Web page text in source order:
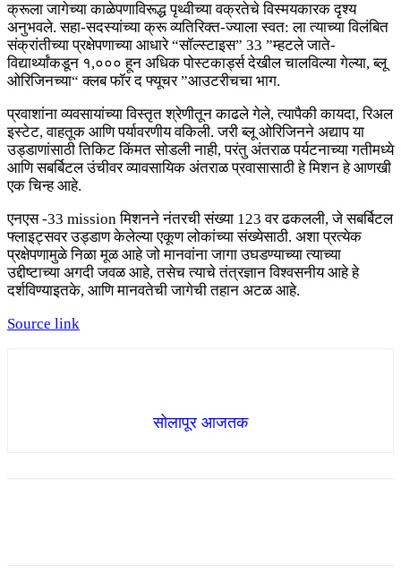
क्रूला जागेच्या काळेपणाविरूद्ध पृथ्वीच्या वक्रतेचे विस्मयकारक दृश्य
अनुभवले. सहा-सदस्यांच्या क्रू व्यतिरिक्त-ज्याला स्वत: ला त्याच्या विलंबित
संक्रांतीच्या प्रक्षेपणाच्या आधारे “सॉल्स्टाइस” 33 ”म्हटले जाते-
विद्यार्थ्यांकडून १,००० हून अधिक पोस्टकार्ड्स देखील चालविल्या गेल्या, ब्लू
ओरिजिनच्या“ क्लब फॉर द फ्यूचर ”आउटरीचचा भाग.
प्रवाशांना व्यवसायांच्या विस्तृत श्रेणीतून काढले गेले, त्यापैकी कायदा, रिअल
इस्टेट, वाहतूक आणि पर्यावरणीय वकिली. जरी ब्लू ओरिजिनने अद्याप या
उड्डाणांसाठी तिकिट किंमत सोडली नाही, परंतु अंतराळ पर्यटनाच्या गतीमध्ये
आणि सबर्बिटल उंचीवर व्यावसायिक अंतराळ प्रवासासाठी हे मिशन हे आणखी
एक चिन्ह आहे.
एनएस -33 mission मिशनने नंतरची संख्या 123 वर ढकलली, जे सबर्बिटल
फ्लाइट्सवर उड्डाण केलेल्या एकूण लोकांच्या संख्येसाठी. अशा प्रत्येक
प्रक्षेपणामुळे निळा मूळ आहे जो मानवांना जागा उघडण्याच्या त्याच्या
उद्दीष्टाच्या अगदी जवळ आहे, तसेच त्याचे तंत्रज्ञान विश्वसनीय आहे हे
दर्शविण्याइतके, आणि मानवतेची जागेची तहान अटळ आहे.
Source link
सोलापूर आजतक